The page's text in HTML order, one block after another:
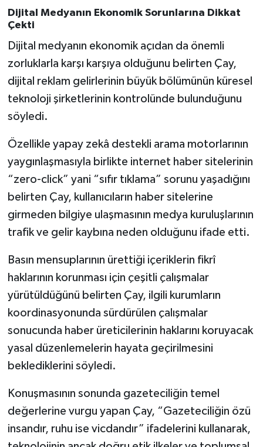
Dijital Medyanın Ekonomik Sorunlarına Dikkat
Çekti
Dijital medyanın ekonomik açıdan da önemli
zorluklarla karşı karşıya olduğunu belirten Çay,
dijital reklam gelirlerinin büyük bölümünün küresel
teknoloji şirketlerinin kontrolünde bulunduğunu
söyledi.
Özellikle yapay zekâ destekli arama motorlarının
yaygınlaşmasıyla birlikte internet haber sitelerinin
“zero-click” yani “sıfır tıklama” sorunu yaşadığını
belirten Çay, kullanıcıların haber sitelerine
girmeden bilgiye ulaşmasının medya kuruluşlarının
trafik ve gelir kaybına neden olduğunu ifade etti.
Basın mensuplarının ürettiği içeriklerin fikrî
haklarının korunması için çeşitli çalışmalar
yürütüldüğünü belirten Çay, ilgili kurumların
koordinasyonunda sürdürülen çalışmalar
sonucunda haber üreticilerinin haklarını koruyacak
yasal düzenlemelerin hayata geçirilmesini
beklediklerini söyledi.
Konuşmasının sonunda gazeteciliğin temel
değerlerine vurgu yapan Çay, “Gazeteciliğin özü
insandır, ruhu ise vicdandır” ifadelerini kullanarak,